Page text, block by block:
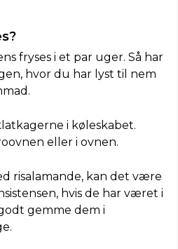
fryses i et par uger. Så har
hvor du har lyst til nem
i køleskabet.
eller i ovnen.
risalamande, kan det være
hvis de har været i
gemme dem i